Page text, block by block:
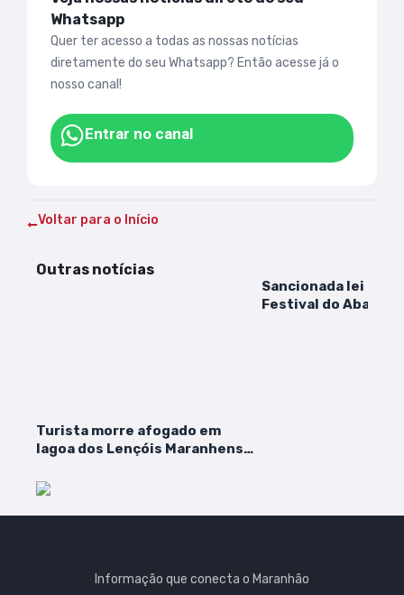
Whatsapp
Quer ter acesso a todas as nossas notícias
diretamente do seu Whatsapp? Então acesse já o
nosso canal!
Entrar no canal
Voltar para o Início
Outras notícias
Turista morre afogado em
lagoa dos Lençóis Maranhenses
Amaro
Sancionada lei que
Festival do
Informação que conecta o Maranhão